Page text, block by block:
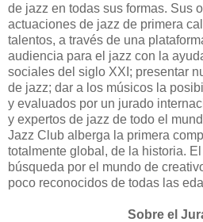
de jazz en todas sus formas. Sus
actuaciones de jazz de primera
talentos, a través de una
audiencia para el jazz con la
sociales del siglo XXI; presentar
de jazz; dar a los músicos la
y evaluados por un jurado
y expertos de jazz de todo el
Jazz Club alberga la primera
totalmente global, de la historia.
búsqueda por el mundo de
poco reconocidos de todas las
Sobre el